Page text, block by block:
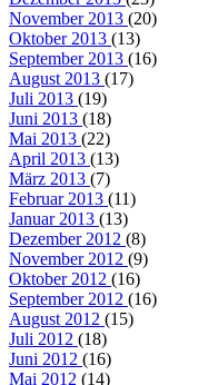
November 2013 (20)
Oktober 2013 (13)
September 2013 (16)
August 2013 (17)
Juli 2013 (19)
Juni 2013 (18)
Mai 2013 (22)
April 2013 (13)
März 2013 (7)
Februar 2013 (11)
Januar 2013 (13)
Dezember 2012 (8)
November 2012 (9)
Oktober 2012 (16)
September 2012 (16)
August 2012 (15)
Juli 2012 (18)
Juni 2012 (16)
Mai 2012 (14)